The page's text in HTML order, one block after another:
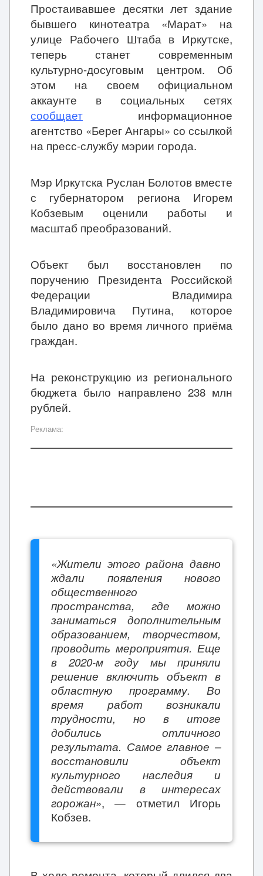
Простаивавшее десятки лет здание
бывшего кинотеатра «Марат» на
улице Рабочего Штаба в Иркутске,
теперь станет современным
культурно-досуговым центром. Об
этом на своем официальном
аккаунте в социальных сетях
сообщает информационное
агентство «Берег Ангары» со ссылкой
на пресс-службу мэрии города.
Мэр Иркутска Руслан Болотов вместе
с губернатором региона Игорем
Кобзевым оценили работы и
масштаб преобразований.
Объект был восстановлен по
поручению Президента Российской
Федерации Владимира
Владимировича Путина, которое
было дано во время личного приёма
граждан.
На реконструкцию из регионального
бюджета было направлено 238 млн
рублей.
Реклама:
«Жители этого района давно
ждали появления нового
общественного
пространства, где можно
заниматься дополнительным
образованием, творчеством,
проводить мероприятия. Еще
в 2020-м году мы приняли
решение включить объект в
областную программу. Во
время работ возникали
трудности, но в итоге
добились отличного
результата. Самое главное –
восстановили объект
культурного наследия и
действовали в интересах
горожан», — отметил Игорь
Кобзев.